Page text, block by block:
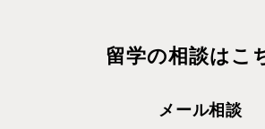
留学の相談はこ
メール相談